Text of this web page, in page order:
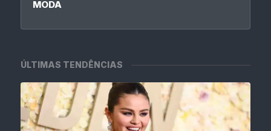
MODA
ÚLTIMAS TENDÊNCIAS